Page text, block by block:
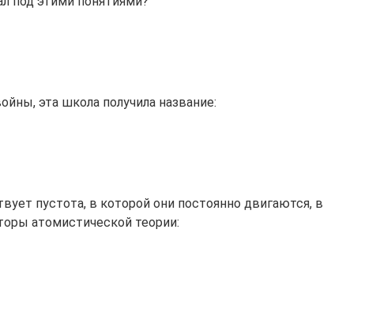
эта школа получила название:
пустота, в которой они постоянно двигаются, в
атомистической теории: